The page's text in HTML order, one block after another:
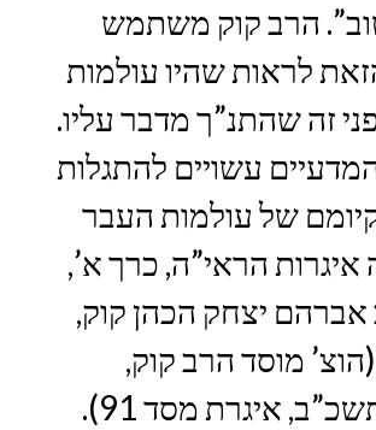
הרב קוק משתמש
לראות שהיו עולמות
זה שהתנ”ך מדבר עליו.
עשויים להתגלות
של עולמות העבר
איגרות הראי”ה, כרך א’,
יצחק הכהן קוק,
עמ’ 105 (הוצ’ מוסד הרב קוק,
איגרת מסד 91).